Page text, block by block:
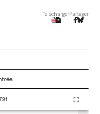
TéléchargerPartager